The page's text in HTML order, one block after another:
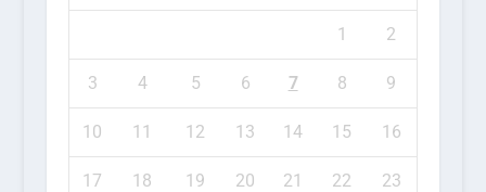
1 2
3 4 5 6 7 8 9
10 11 12 13 14 15 16
17 18 19 20 21 22 23